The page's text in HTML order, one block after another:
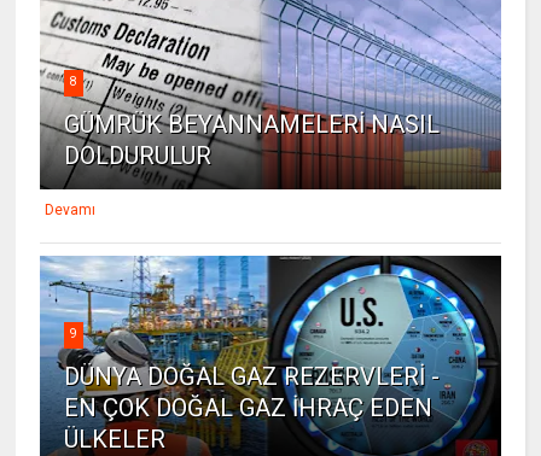
8
GÜMRÜK BEYANNAMELERİ NASIL
DOLDURULUR
Devamı
9
DÜNYA DOĞAL GAZ REZERVLERİ -
EN ÇOK DOĞAL GAZ İHRAÇ EDEN
ÜLKELER